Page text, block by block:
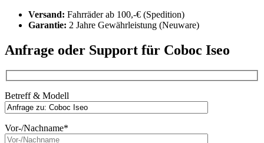
Versand: Fahrräder ab 100,-€ (Spedition)
Garantie: 2 Jahre Gewährleistung (Neuware)
Anfrage oder Support für Coboc Iseo
Betreff & Modell
Vor-/Nachname*